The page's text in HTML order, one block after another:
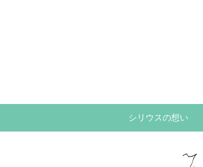
シリウスの想い